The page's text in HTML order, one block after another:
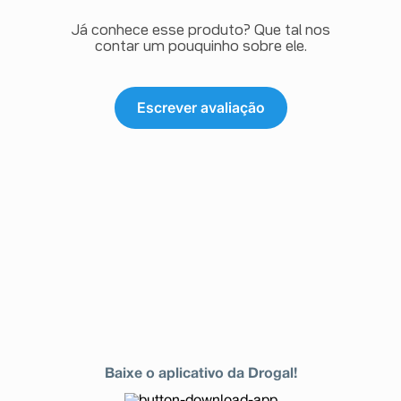
Já conhece esse produto? Que tal nos
contar um pouquinho sobre ele.
Escrever avaliação
Baixe o aplicativo da Drogal!